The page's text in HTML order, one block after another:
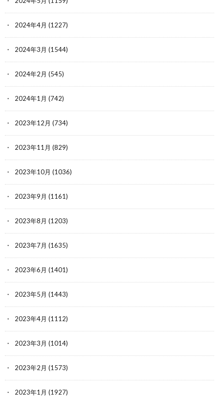
2024年4月 (1227)
2024年3月 (1544)
2024年2月 (545)
2024年1月 (742)
2023年12月 (734)
2023年11月 (829)
2023年10月 (1036)
2023年9月 (1161)
2023年8月 (1203)
2023年7月 (1635)
2023年6月 (1401)
2023年5月 (1443)
2023年4月 (1112)
2023年3月 (1014)
2023年2月 (1573)
2023年1月 (1927)